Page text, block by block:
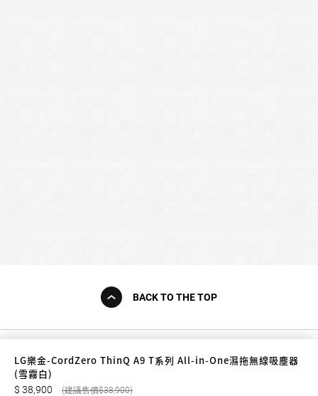
LG樂金-CordZero ThinQ A9 T系列 All-in-One濕拖無線吸塵器
(雪霧白)
38,900 38,900
BACK TO THE TOP
友誠購物